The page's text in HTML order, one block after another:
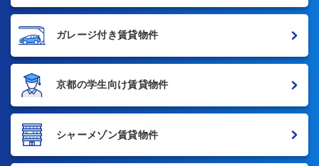
ガレージ付き賃貸物件
京都の学生向け賃貸物件
シャーメゾン賃貸物件